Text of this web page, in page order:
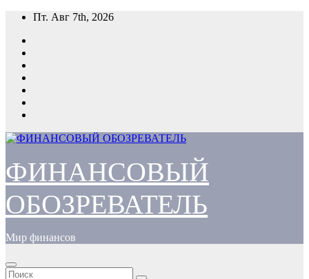
Перейти
содержимому
Пт. Авг 7th, 2026
ФИНАНСОВЫЙ
ОБОЗРЕВАТЕЛЬ
Мир финансов